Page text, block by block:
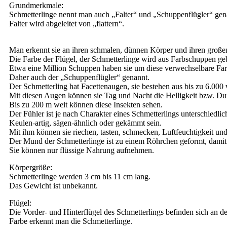
Grundmerkmale:
Schmetterlinge nennt man auch „Falter“ und „Schuppenflügler“
Falter wird abgeleitet von „flattern“.
Man erkennt sie an ihren schmalen, dünnen Körper und ihren
Die Farbe der Flügel, der Schmetterlinge wird aus Farbschuppen
Etwa eine Million Schuppen haben sie um diese verwechselbare
Daher auch der „Schuppenflügler“ genannt.
Der Schmetterling hat Facettenaugen, sie bestehen aus bis zu
Mit diesen Augen können sie Tag und Nacht die Helligkeit bzw.
Bis zu 200 m weit können diese Insekten sehen.
Der Fühler ist je nach Charakter eines Schmetterlings
Keulen-artig, sägen-ähnlich oder gekämmt sein.
Mit ihm können sie riechen, tasten, schmecken, Luftfeuchtigkeit
Der Mund der Schmetterlinge ist zu einem Röhrchen geformt,
Sie können nur flüssige Nahrung aufnehmen.
Körpergröße:
Schmetterlinge werden 3 cm bis 11 cm lang.
Das Gewicht ist unbekannt.
Flügel:
Die Vorder- und Hinterflügel des Schmetterlings befinden sich an
Farbe erkennt man die Schmetterlinge.